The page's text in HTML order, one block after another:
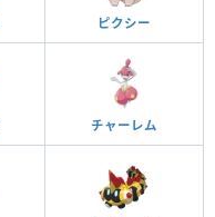
ピクシー
チャーレム